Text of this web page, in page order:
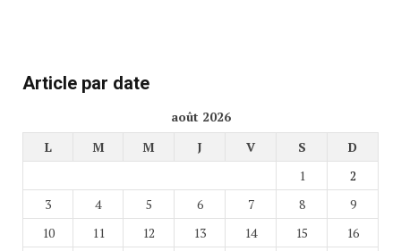
Article par date
août 2026
L
M M J V S
D
1
2
3
4 5 6 7 8
9
10
11 12 13 14 15
16